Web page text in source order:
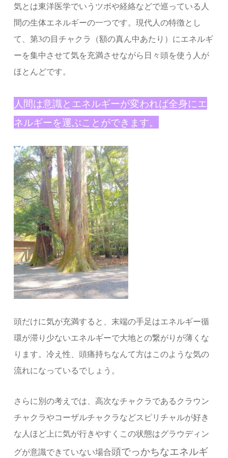
気とは東洋医学でいうツボや経絡などで巡っている人
間の生体エネルギーの一つです。現代人の特徴とし
て、第3の目チャクラ（額の真ん中あたり）にエネルギ
ーを集中させて気を充満させながら日々頭を使う人が
ほとんどです。
人間は意識とエネルギーが変われば全身にエ
ネルギーを運ぶことができます。
頭だけに気が充満すると、末端の手足はエネルギー循
環が滞り少ないエネルギーで大地との繋がりが薄くな
ります。冷え性、頭痛持ちなんて方はこのような気の
流れになっているでしょう。
さらに別の考えでは、高次なチャクラであるクラウン
チャクラやコーザルチャクラなどスピリチャルが好き
な人ほど上に気が行きやすくこの状態はグラウディン
グが意識できていない場合頭でっかちなエネルギ